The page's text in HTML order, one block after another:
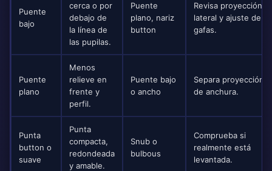
Puente
bajo
cerca o por
debajo de
la línea de
las pupilas.
Puente
plano, nariz
button
Revisa proyección
lateral y ajuste de
gafas.
Puente
plano
Menos
relieve en
frente y
perfil.
Puente bajo
o ancho
Separa proyección
de anchura.
Punta
button o
suave
Punta
compacta,
redondeada
y amable.
Snub o
bulbous
Comprueba si
realmente está
levantada.